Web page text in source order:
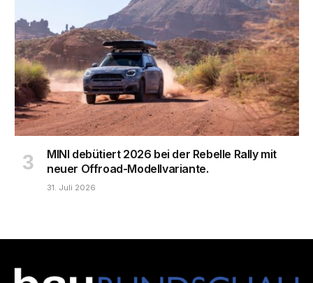
MINI debütiert 2026 bei der Rebelle Rally mit
neuer Offroad-Modellvariante.
31. Juli 2026